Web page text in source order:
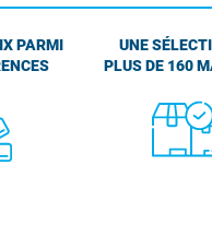
PARMI
UNE
PLUS DE 160